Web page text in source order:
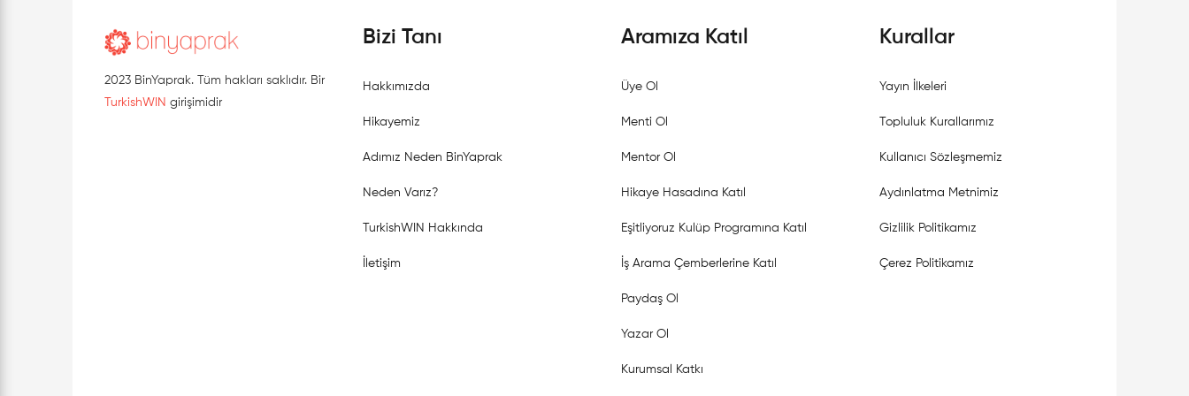
2023 BinYaprak. Tüm hakları saklıdır. Bir
TurkishWIN girişimidir
Bizi Tanı
Hakkımızda
Hikayemiz
Adımız Neden BinYaprak
Neden Varız?
TurkishWIN Hakkında
İletişim
Aramıza Katıl
Üye Ol
Menti Ol
Mentor Ol
Hikaye Hasadına Katıl
Eşitliyoruz Kulüp Programına Katıl
İş Arama Çemberlerine Katıl
Paydaş Ol
Yazar Ol
Kurumsal Katkı
Kurallar
Yayın İlkeleri
Topluluk Kurallarımız
Kullanıcı Sözleşmemiz
Aydınlatma Metnimiz
Gizlilik Politikamız
Çerez Politikamız